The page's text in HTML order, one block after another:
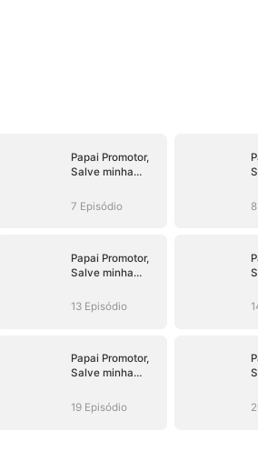
Papai Promotor,
Salve minha
7 Episódio
Papai Promotor,
Salve minha
13 Episódio
Papai Promotor,
Salve minha
19 Episódio